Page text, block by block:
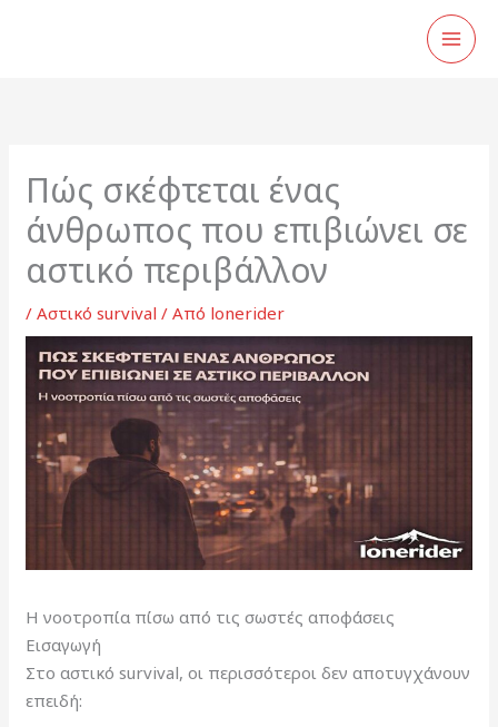
Πώς σκέφτεται ένας
άνθρωπος που επιβιώνει σε
αστικό περιβάλλον
/Αστικό survival / Από lonerider
Η νοοτροπία πίσω από τις σωστές αποφάσεις
Εισαγωγή
Στο αστικό survival, οι περισσότεροι δεν αποτυγχάνουν
επειδή: